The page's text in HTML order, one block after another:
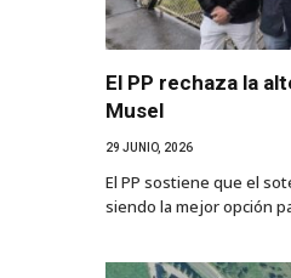
El PP rechaza la
Musel
29 JUNIO, 2026
El PP sostiene que el
siendo la mejor opción